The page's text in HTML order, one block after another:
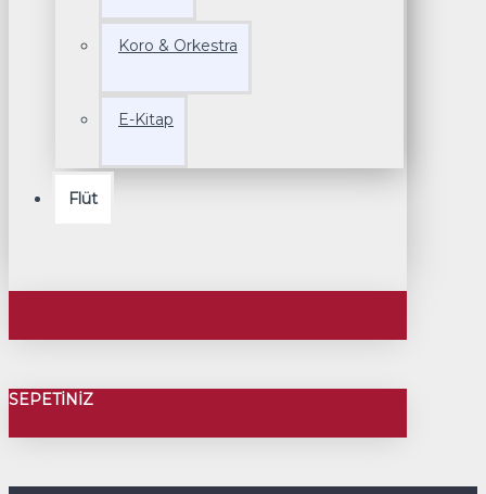
Koro & Orkestra
E-Kitap
Flüt
SEPETINIZ